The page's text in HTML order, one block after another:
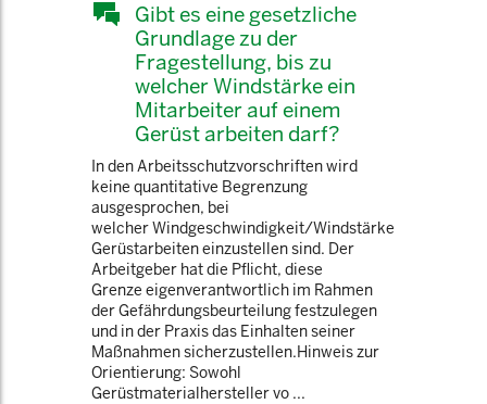
Gibt es eine gesetzliche
Grundlage zu der
Fragestellung, bis zu
welcher Windstärke ein
Mitarbeiter auf einem
Gerüst arbeiten darf?
In den Arbeitsschutzvorschriften wird
keine quantitative Begrenzung
ausgesprochen, bei
welcher Windgeschwindigkeit/Windstärke
Gerüstarbeiten einzustellen sind. Der
Arbeitgeber hat die Pflicht, diese
Grenze eigenverantwortlich im Rahmen
der Gefährdungsbeurteilung festzulegen
und in der Praxis das Einhalten seiner
Maßnahmen sicherzustellen.Hinweis zur
Orientierung: Sowohl
Gerüstmaterialhersteller vo ...